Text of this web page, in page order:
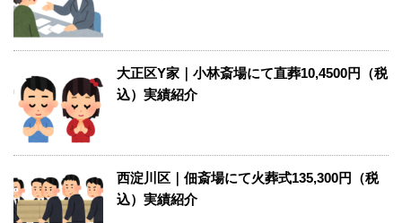
大正区Y家｜小林斎場にて直葬10,4500円（税
込）実績紹介
西淀川区｜佃斎場にて火葬式135,300円（税
込）実績紹介